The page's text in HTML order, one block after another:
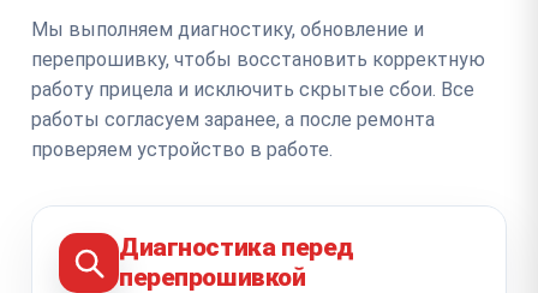
Мы выполняем диагностику, обновление и
перепрошивку, чтобы восстановить корректную
работу прицела и исключить скрытые сбои. Все
работы согласуем заранее, а после ремонта
проверяем устройство в работе.
Диагностика перед
перепрошивкой